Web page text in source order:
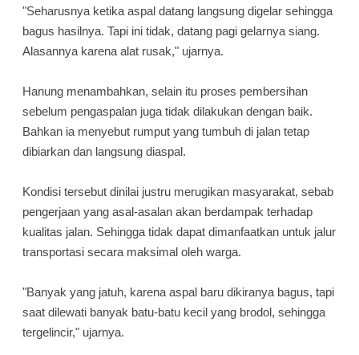
"Seharusnya ketika aspal datang langsung digelar sehingga
bagus hasilnya. Tapi ini tidak, datang pagi gelarnya siang.
Alasannya karena alat rusak," ujarnya.
Hanung menambahkan, selain itu proses pembersihan
sebelum pengaspalan juga tidak dilakukan dengan baik.
Bahkan ia menyebut rumput yang tumbuh di jalan tetap
dibiarkan dan langsung diaspal.
Kondisi tersebut dinilai justru merugikan masyarakat, sebab
pengerjaan yang asal-asalan akan berdampak terhadap
kualitas jalan. Sehingga tidak dapat dimanfaatkan untuk jalur
transportasi secara maksimal oleh warga.
"Banyak yang jatuh, karena aspal baru dikiranya bagus, tapi
saat dilewati banyak batu-batu kecil yang brodol, sehingga
tergelincir," ujarnya.